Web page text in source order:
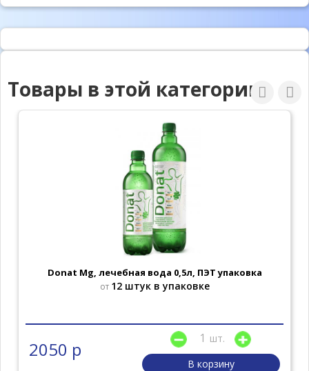
Товары в этой категории
Donat Mg, лечебная вода 0,5л, ПЭТ упаковка
от 12 штук в упаковке
2050 р
шт.
В корзину